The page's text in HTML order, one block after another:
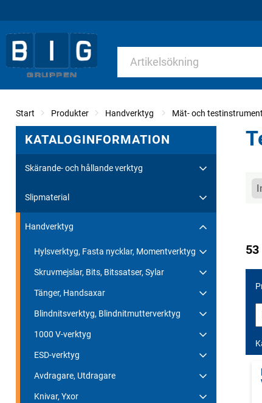
Start Produkter Handverktyg Mät- och
KATALOGINFORMATION
Skärande- och hållande verktyg
Slipmaterial
Handverktyg
Hylsverktyg, Fasta nycklar, Momentverktyg
Skruvmejslar, Bits, Bitssatser, Sylar
Tänger, Handsaxar
Blindnitsverktyg, Blindnitmutterverktyg
1000 V-verktyg
ESD-verktyg
Avdragare, Utdragare
Knivar, Yxor